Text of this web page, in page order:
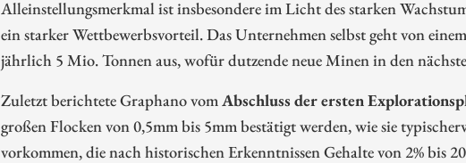
Alleinstellungsmerkmal ist insbesondere im Licht des starken
ein starker Wettbewerbsvorteil. Das Unternehmen selbst geht von
jährlich 5 Mio. Tonnen aus, wofür dutzende neue Minen in den
Zuletzt berichtete Graphano vomAbschluss der ersten
großen Flocken von 0,5mm bis 5mm bestätigt werden, wie sie
vorkommen, die nach historischen Erkenntnissen Gehalte von 2% bis